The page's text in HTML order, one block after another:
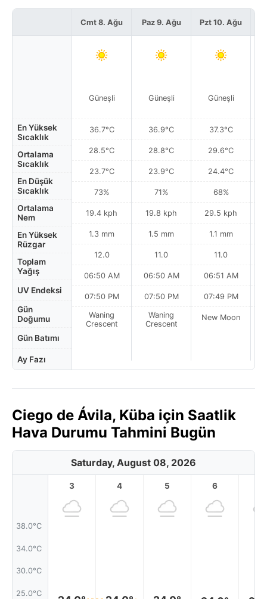
En Yüksek
Sıcaklık
Ortalama
Sıcaklık
En Düşük
Sıcaklık
Ortalama
Nem
En Yüksek
Rüzgar
Toplam
Yağış
UV Endeksi
Gün
Doğumu
Gün Batımı
Ay Fazı
Cmt 8. Ağu
Güneşli
36.7°C
28.5°C
23.7°C
73%
19.4 kph
1.3 mm
12.0
06:50 AM
07:50 PM
Waning
Crescent
Paz 9. Ağu
Güneşli
36.9°C
28.8°C
23.9°C
71%
19.8 kph
1.5 mm
11.0
06:50 AM
07:50 PM
Waning
Crescent
Pzt 10. Ağu
Güneşli
37.3°C
29.6°C
24.4°C
68%
29.5 kph
1.1 mm
11.0
06:51 AM
07:49 PM
New Moon
Ciego de Ávila, Küba için Saatlik
Hava Durumu Tahmini Bugün
Saturday, August 08, 2026
38.0°C
34.0°C
30.0°C
25.0°C
3 4 5 6